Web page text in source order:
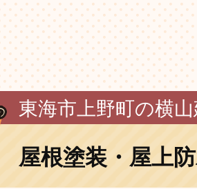
東海市上野町の横
屋根塗装・屋上